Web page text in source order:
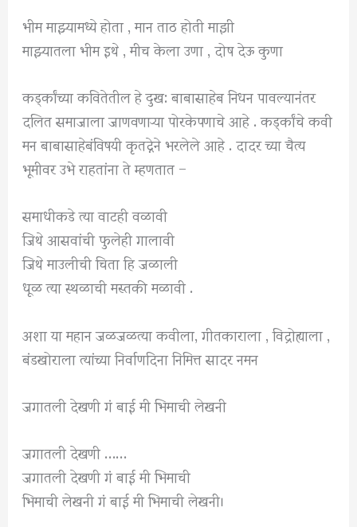
भीम माझ्यामध्ये होता , मान ताठ होती माझी
माझ्यातला भीम इथे , मीच केला उणा , दोष देऊ कुणा
कर्ड्कांच्या कवितेतील हे दुख: बाबासाहेब निधन पावल्यानंतर
दलित समाजाला जाणवणाऱ्या पोरकेपणाचे आहे . कर्ड्कांचे कवी
मन बाबासाहेबंविषयी कृतद्नेने भरलेले आहे . दादर च्या चैत्य
भूमीवर उभे राहतांना ते म्हणतात –
समाधीकडे त्या वाटही वळावी
जिथे आसवांची फुलेही गालावी
जिथे माउलीची चिता हि जळाली
धूळ त्या स्थळाची मस्तकी मळावी .
अशा या महान जळजळत्या कवीला, गीतकाराला , विद्रोह्याला ,
बंडखोराला त्यांच्या निर्वाणदिना निमित्त सादर नमन
जगातली देखणी गं बाई मी भिमाची लेखनी
जगातली देखणी ……
जगातली देखणी गं बाई मी भिमाची
भिमाची लेखनी गं बाई मी भिमाची लेखनी।